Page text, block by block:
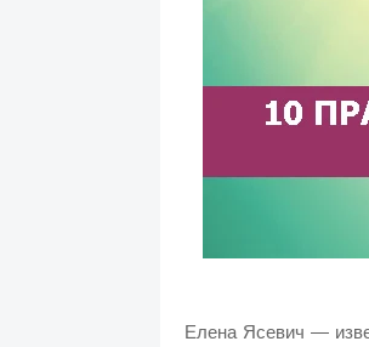
Елена Ясевич —